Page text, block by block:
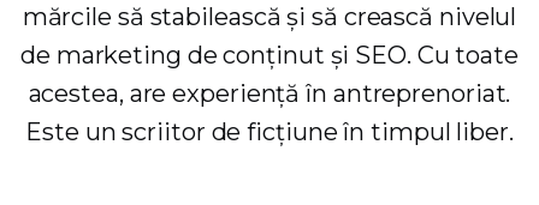
mărcile să stabilească și să crească nivelul
de marketing de conținut și SEO. Cu toate
acestea, are experiență în antreprenoriat.
Este un scriitor de ficțiune în timpul liber.